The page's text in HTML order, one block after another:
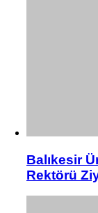
Balıkesir
Rektörü